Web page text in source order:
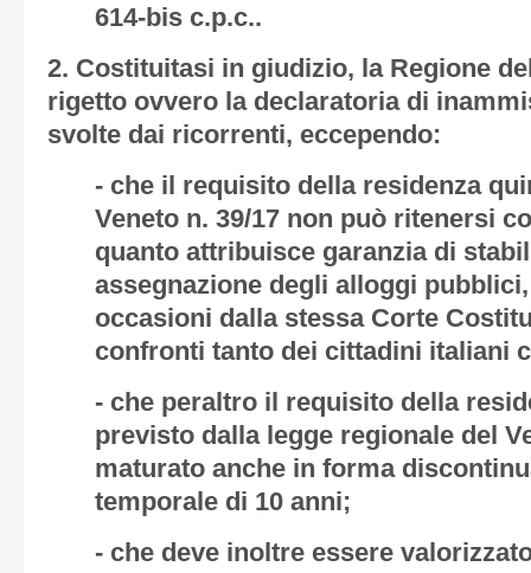
614-bis c.p.c..
2. Costituitasi in giudizio, la Regione
rigetto ovvero la declaratoria di
svolte dai ricorrenti, eccependo:
- che il requisito della residenza
Veneto n. 39/17 non può ritenersi
quanto attribuisce garanzia di
assegnazione degli alloggi
occasioni dalla stessa Corte
confronti tanto dei cittadini italiani
- che peraltro il requisito della
previsto dalla legge regionale del
maturato anche in forma
temporale di 10 anni;
- che deve inoltre essere